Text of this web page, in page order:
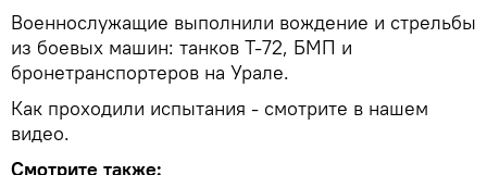
Военнослужащие выполнили вождение и стрельбы
из боевых машин: танков Т-72, БМП и
бронетранспортеров на Урале.
Как проходили испытания - смотрите в нашем
видео.
Смотрите также: